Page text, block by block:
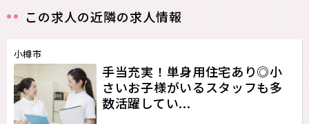
この求人の近隣の求人情報
小樽市
手当充実！単身用住宅あり◎小
さいお子様がいるスタッフも多
数活躍してい...